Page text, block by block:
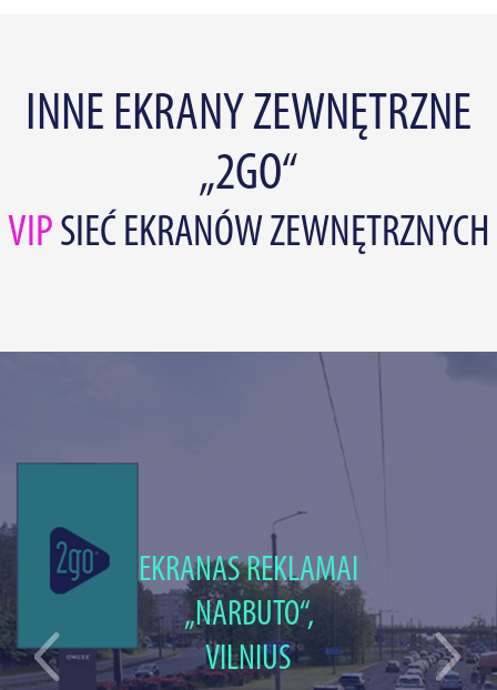
INNE EKRANY ZEWNĘTRZNE
„2GO“
VIP SIEĆ EKRANÓW ZEWNĘTRZNYCH
EKRANAS REKLAMAI
„NARBUTO“,
VILNIUS